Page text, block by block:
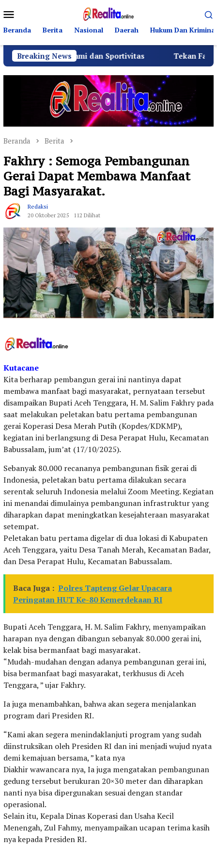
ke
kontenMobile
Beranda Berita Nasional Daerah Hukum Dan Kriminal
Breaking Newsdan Sportivitas Tekan Fatalitas
Beranda Berita
Fakhry : Semoga Pembangunan
Gerai Dapat Membawa Manfaat
Bagi Masyarakat.
Redaksi
20 Oktober 2025
112 Dilihat
Kutacane
Kita berharap pembangun gerai ini nantinya dapat
membawa manfaat bagi masyarakat, pernyataan tersebut
disampaikan Bupati Aceh Tenggara, H. M. Salim Fakhry pada
saat melakukan peletakan batu pertama pembangunan
gerai Koperasi Desa Merah Putih (Kopdes/KDKMP),
kegiatan ini berlangsung di Desa Perapat Hulu, Kecamatan
Babussalam, jum’at (17/10/2025).
Sebanyak 80.000 recananya pembangunan fisik gerai di
Indonesia, peletakan batu pertama dilakukan secara
serentak seluruh Indonesia melalui Zoom Meeting. Kegiatan
ini menandai dimulainya pembangunan infrastruktur yang
diharapkan dapat meningkatkan kesejahteraan masyarakat
setempat.
Peletakan batu pertama digelar di dua lokasi di Kabupaten
Aceh Tenggara, yaitu Desa Tanah Merah, Kecamatan Badar,
dan Desa Perapat Hulu, Kecamatan Babussalam.
Baca Juga : Polres Tapteng Gelar Upacara
Peringatan HUT Ke-80 Kemerdekaan RI
Bupati Aceh Tenggara, H. M. Salim Fakhry, menyampaikan
harapan nya dengan dibangun sebanyak 80.000 gerai ini,
kelak bisa bermanfaat bagi masyarakat.
“Mudah-mudahan dengan adanya pembangunan gerai ini,
bisa bermanfaat bagi masyarakat, terkhusus di Aceh
Tenggara, ” ujar Fakhry.
Ia juga menambahkan, bahwa akan segera menjalankan
program dari Presiden RI.
“Kami akan segera menindaklanjuti program yang sudah
diinstruksikan oleh Presiden RI dan ini menjadi wujud nyata
demi kemajuan bersama, ” kata nya
Diakhir wawancara nya, Ia juga mengatakan pembangunan
gedung tersebut berukuran 20×30 meter dan diharapkan
nanti nya bisa dipergunakan sesuai dengan standar
operasional.
Selain itu, Kepala Dinas Koperasi dan Usaha Kecil
Menengah, Zul Fahmy, menyampaikan ucapan terima kasih
nya kepada Presiden RI.